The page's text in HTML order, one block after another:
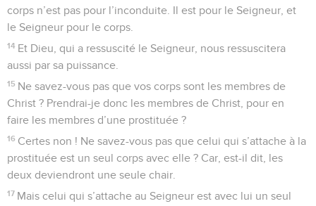
corps n’est pas pour l’inconduite. Il est pour le Seigneur, et
le Seigneur pour le corps.
14 Et Dieu, qui a ressuscité le Seigneur, nous ressuscitera
aussi par sa puissance.
15 Ne savez-vous pas que vos corps sont les membres de
Christ ? Prendrai-je donc les membres de Christ, pour en
faire les membres d’une prostituée ?
16 Certes non ! Ne savez-vous pas que celui qui s’attache à la
prostituée est un seul corps avec elle ? Car, est-il dit, les
deux deviendront une seule chair.
17 Mais celui qui s’attache au Seigneur est avec lui un seul